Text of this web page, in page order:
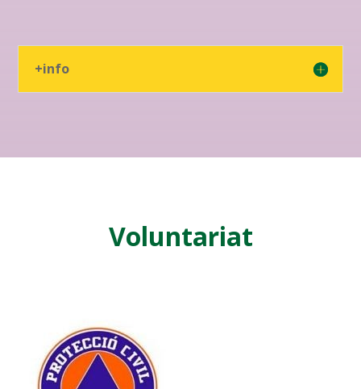
+info
Voluntariat